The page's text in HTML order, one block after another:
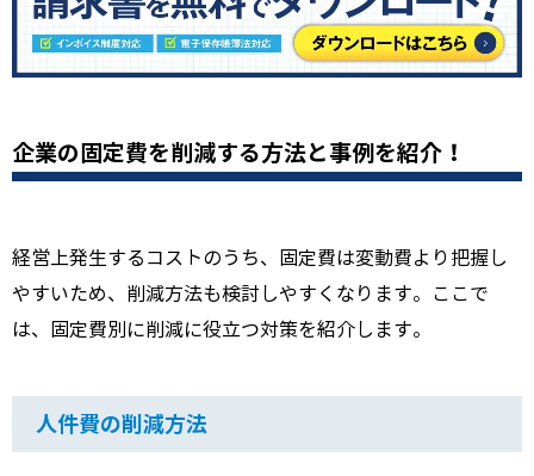
企業の固定費を削減する方法と事例を紹介！
経営上発生するコストのうち、固定費は変動費より把握し
やすいため、削減方法も検討しやすくなります。ここで
は、固定費別に削減に役立つ対策を紹介します。
人件費の削減方法